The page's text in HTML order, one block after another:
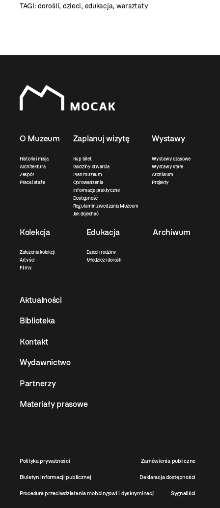
TAGI:dorośli, dzieci, edukacja, warsztaty
O Muzeum
Historia i misja
Architektura
Zespół
Praca i staże
Zaplanuj wizytę
Kup bilet
Godziny otwarcia
Plan muzeum
Oprowadzenia
Informacje praktyczne
Dostępność
Regulamin zwiedzania Muzeum
Jak dojechać
Wystawy
Wystawy czasowe
Wystawy stałe
Archiwum
Projekty
Kolekcja
Założenia kolekcji
Artyści
Filmy
Edukacja
Dzieci i rodziny
Młodzież i dorośli
Archiwum
Aktualności
Biblioteka
Kontakt
Wydawnictwo
Partnerzy
Materiały prasowe
Polityka prywatności Zamówienia publiczne
Biuletyn informacji publicznej Deklaracja dostępności
Procedura przeciwdziałania mobbingowi i dyskryminacji Sygnaliści